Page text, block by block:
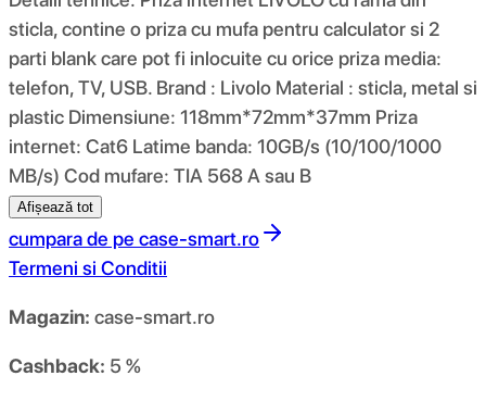
sticla, contine o priza cu mufa pentru calculator si 2
parti blank care pot fi inlocuite cu orice priza media:
telefon, TV, USB. Brand : Livolo Material : sticla, metal si
plastic Dimensiune: 118mm*72mm*37mm Priza
internet: Cat6 Latime banda: 10GB/s (10/100/1000
MB/s) Cod mufare: TIA 568 A sau B
Afișează tot
cumpara de pe case-smart.ro
Termeni si Conditii
Magazin: case-smart.ro
Cashback: 5 %